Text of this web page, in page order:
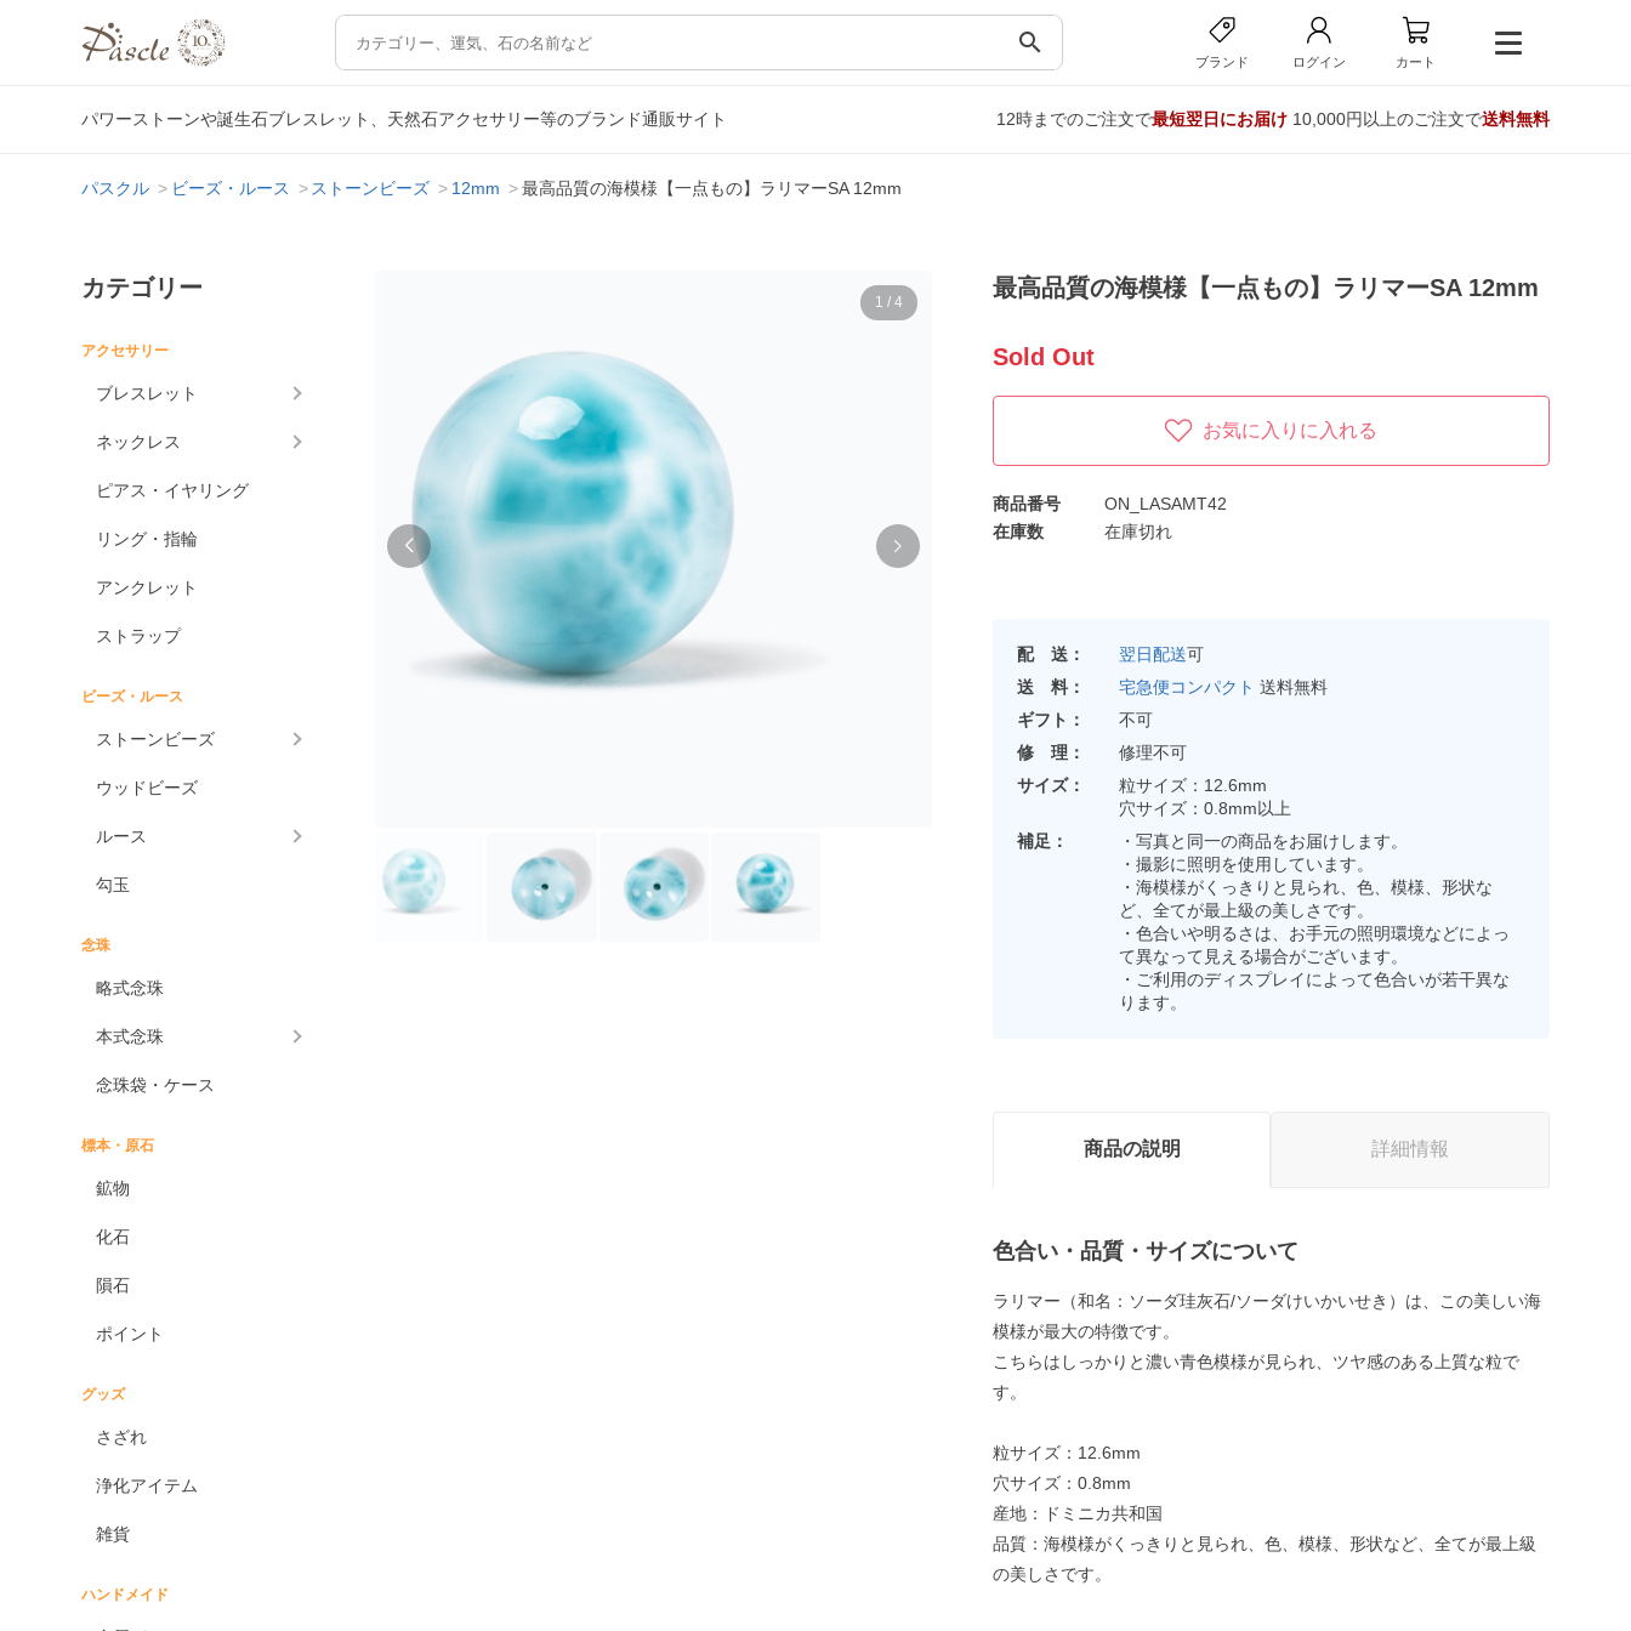
search
ブランド ログイン カート
パワーストーンや誕生石ブレスレット、天然石アクセサリー等のブランド通販サイト 12時までのご注文で最短翌日にお届け10,000円以上のご注文で送料無料
パスクル ビーズ・ルース ストーンビーズ 12mm 最高品質の海模様【一点もの】ラリマーSA 12mm
カテゴリー
アクセサリー
ブレスレット
ネックレス
ピアス・イヤリング
リング・指輪
アンクレット
ストラップ
ビーズ・ルース
ストーンビーズ
ウッドビーズ
ルース
勾玉
念珠
略式念珠
本式念珠
念珠袋・ケース
標本・原石
鉱物
化石
隕石
ポイント
グッズ
さざれ
浄化アイテム
雑貨
ハンドメイド
1 / 4
最高品質の海模様【一点もの】ラリマーSA 12mm
Sold Out
お気に入りに入れる
商品番号
ON_LASAMT42
在庫数
在庫切れ
配 送： 翌日配送可
送 料：
宅急便コンパクト 送料無料
ギフト：
不可
修 理：
修理不可
サイズ：
粒サイズ：12.6mm
穴サイズ：0.8mm以上
補足：
・写真と同一の商品をお届けします。
・撮影に照明を使用しています。
・海模様がくっきりと見られ、色、模様、形状な
ど、全てが最上級の美しさです。
・色合いや明るさは、お手元の照明環境などによっ
て異なって見える場合がございます。
・ご利用のディスプレイによって色合いが若干異な
ります。
商品の説明 詳細情報
色合い・品質・サイズについて
ラリマー（和名：ソーダ珪灰石/ソーダけいかいせき）は、この美しい海
模様が最大の特徴です。
こちらはしっかりと濃い青色模様が見られ、ツヤ感のある上質な粒で
す。
粒サイズ：12.6mm
穴サイズ：0.8mm
産地：ドミニカ共和国
品質：海模様がくっきりと見られ、色、模様、形状など、全てが最上級
の美しさです。